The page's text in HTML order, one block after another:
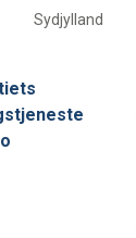
Sydjylland